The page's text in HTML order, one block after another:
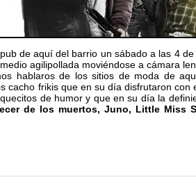
de aquí del barrio un sábado a las 4
agilipollada moviéndose a cámara
hablaros de los sitios de moda de
cacho frikis que en su día disfrutaron
de humor y que en su día la
de los muertos, Juno, Little Miss